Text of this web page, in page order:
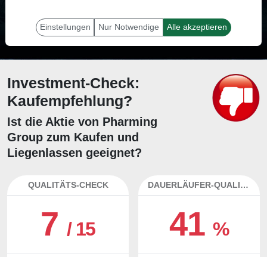
mit dieser Aktie erfolgreich sein.
Investment-Check:
Kaufempfehlung?
Ist die Aktie von Pharming
Group zum Kaufen und
Liegenlassen geeignet?
QUALITÄTS-CHECK
7/ 15
DAUERLÄUFER-QUALITÄTEN
41%
Einstellungen Nur Notwendige Alle akzeptieren